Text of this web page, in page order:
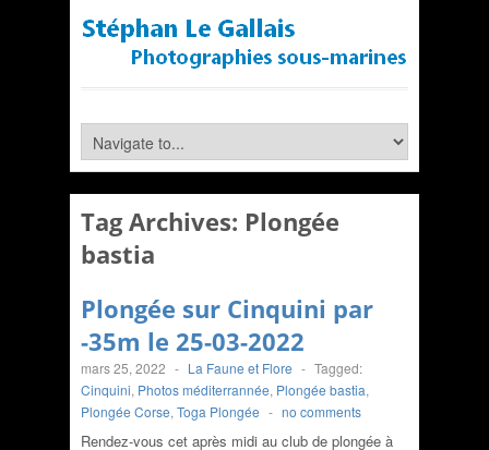
Tag Archives: Plongée
bastia
Plongée sur Cinquini par
-35m le 25-03-2022
mars 25, 2022 - La Faune et Flore - Tagged:
Cinquini, Photos méditerrannée, Plongée bastia,
Plongée Corse, Toga Plongée - no comments
Rendez-vous cet après midi au club de plongée à